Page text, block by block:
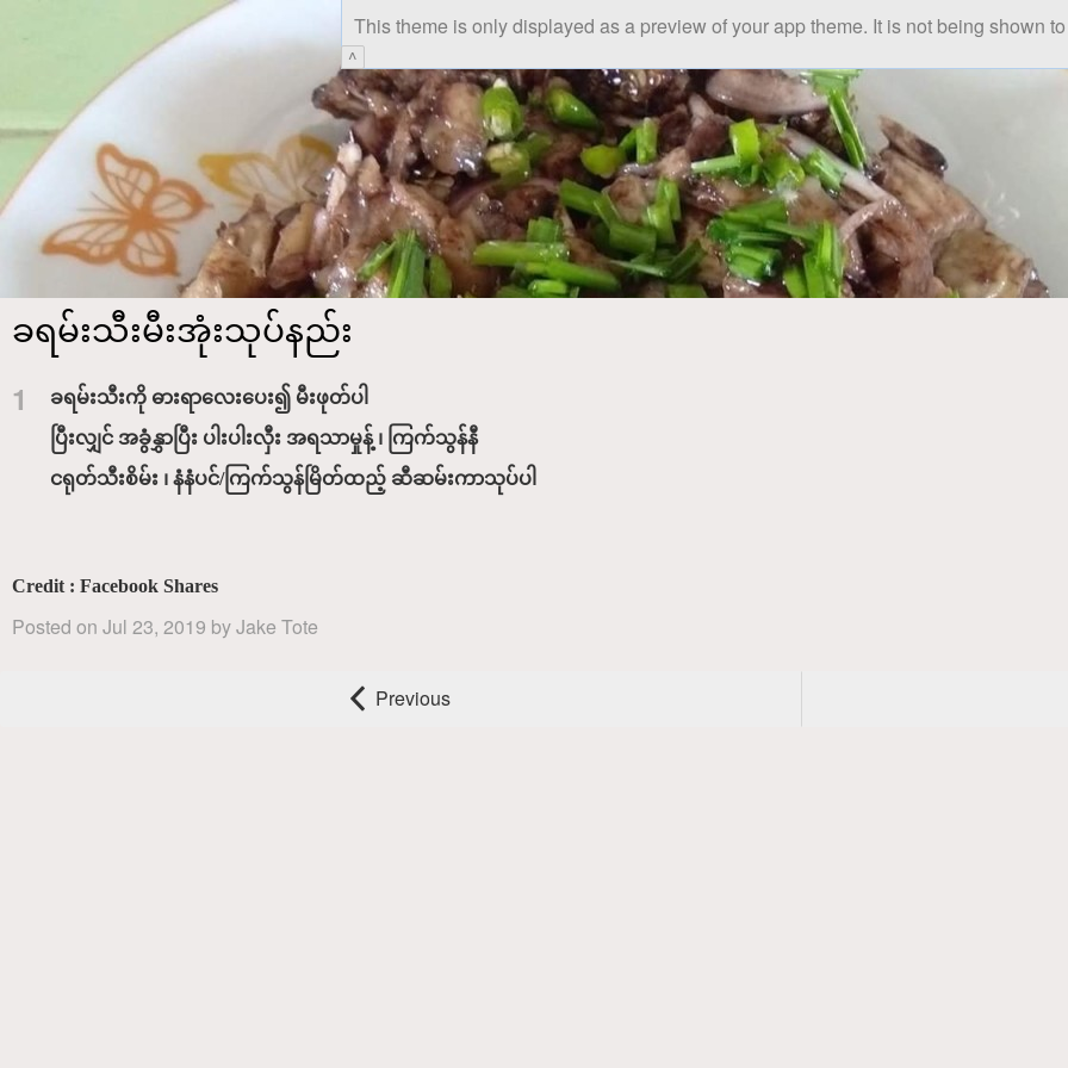
This theme is only displayed as a preview of your app theme. It is not being shown
^
ခရမ်းသီးမီးအုံးသုပ်နည်း
1
ခရမ်းသီးကို ဓားရာလေးပေး၍ မီးဖုတ်ပါ
ပြီးလျှင် အခွံနွှာပြီး ပါးပါးလှီး အရသာမှုန့် ၊ ကြက်သွန်နီ
ငရုတ်သီးစိမ်း ၊ နံနံပင်/ကြက်သွန်မြိတ်ထည့် ဆီဆမ်းကာသုပ်ပါ
Credit : Facebook Shares
Posted on Jul 23, 2019 byJake Tote
Previous